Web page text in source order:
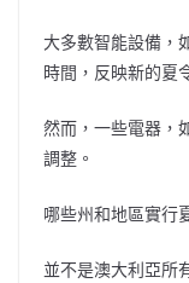
大多數智能設備，
時間，反映新的夏
然而，一些電器，
調整。
哪些州和地區實行
並不是澳大利亞所